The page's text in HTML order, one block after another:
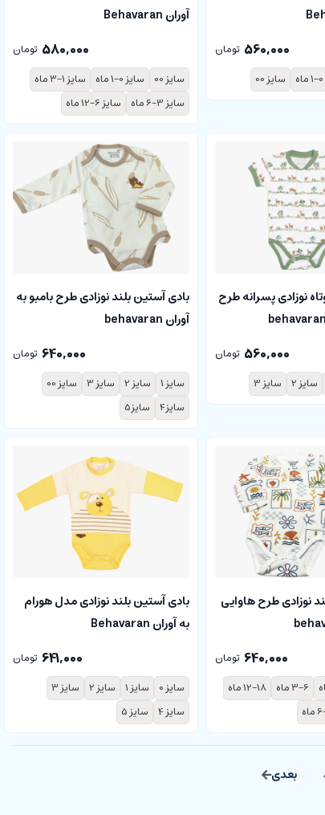
560,000 تومان
سایز 00
آوران Behavaran
580,000 تومان
سایز 00
سایز 0-1 ماه
سایز 1-3 ماه
سایز 3-6 ماه
سایز 6-12 ماه
نوزادی پسرانه طرح
560,000 تومان
سایز 2 سایز 3
بادی آستین بلند نوزادی طرح بامبو به
آوران behavaran
640,000 تومان
سایز 1
سایز 2 سایز 3
سایز 00
سایز4
سایز5
نوزادی طرح هاوایی
640,000 تومان
3-6 ماه
12-18 ماه
بادی آستین بلند نوزادی مدل هورام
به آوران Behavaran
641,000 تومان
سایز 0
سایز 1 سایز 2
سایز 3
سایز 4
سایز 5